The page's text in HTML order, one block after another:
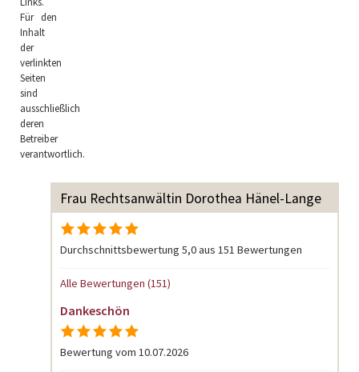
Für den
Inhalt
der
verlinkten
Seiten
sind
ausschließlich
deren
Betreiber
verantwortlich.
Frau Rechtsanwältin Dorothea Hänel-Lange
Durchschnittsbewertung 5,0 aus 151 Bewertungen
Alle Bewertungen (151)
Dankeschön
Bewertung vom 10.07.2026